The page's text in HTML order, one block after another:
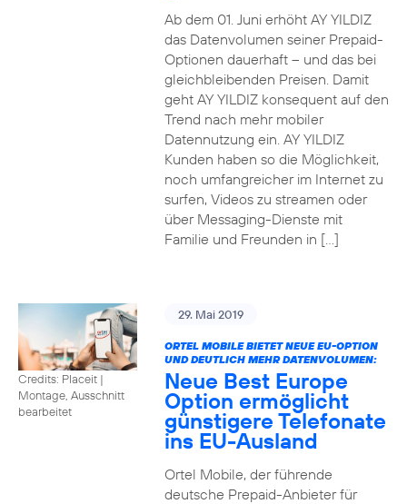
Ab dem 01. Juni erhöht AY YILDIZ
das Datenvolumen seiner Prepaid-
Optionen dauerhaft – und das bei
gleichbleibenden Preisen. Damit
geht AY YILDIZ konsequent auf den
Trend nach mehr mobiler
Datennutzung ein. AY YILDIZ
Kunden haben so die Möglichkeit,
noch umfangreicher im Internet zu
surfen, Videos zu streamen oder
über Messaging-Dienste mit
Familie und Freunden in […]
Credits: Placeit |
Montage, Ausschnitt
bearbeitet
29. Mai 2019
ORTEL MOBILE BIETET NEUE EU-OPTION
UND DEUTLICH MEHR DATENVOLUMEN:
Neue Best Europe
Option ermöglicht
günstigere Telefonate
ins EU-Ausland
Ortel Mobile, der führende
deutsche Prepaid-Anbieter für